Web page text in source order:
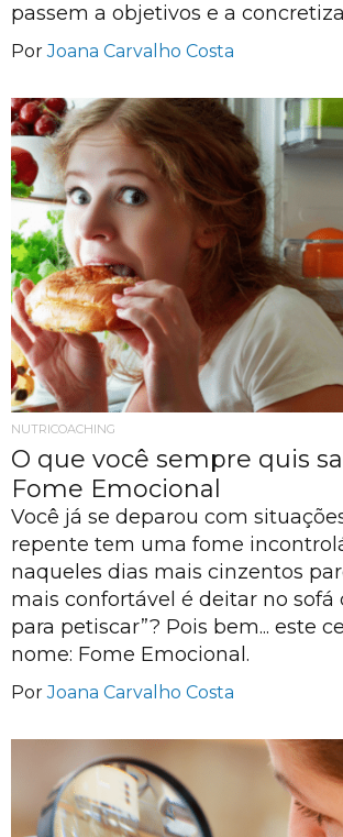
passem a objetivos e a
PorJoana Carvalho Costa
NUTRICOACHING
O que você sempre quis
Fome Emocional
Você já se deparou com
repente tem uma fome
naqueles dias mais cinzentos
mais confortável é deitar no sofá
para petiscar”? Pois bem... este
nome: Fome Emocional.
PorJoana Carvalho Costa